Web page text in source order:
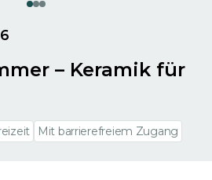
– Keramik für
Mit barrierefreiem Zugang